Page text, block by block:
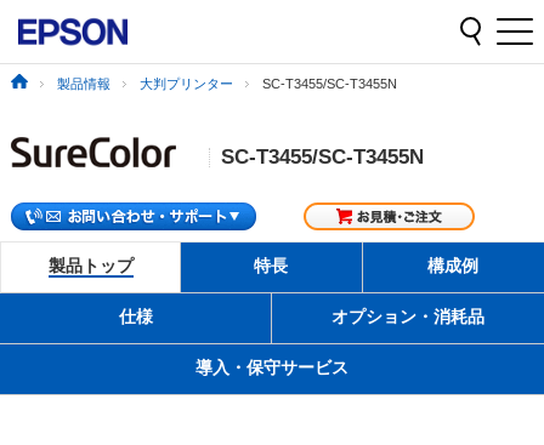
製品情報 大判プリンター SC-T3455/SC-T3455N
SC-T3455/SC-T3455N
製品トップ 特長 構成例
仕様 オプション・消耗品
導入・保守サービス